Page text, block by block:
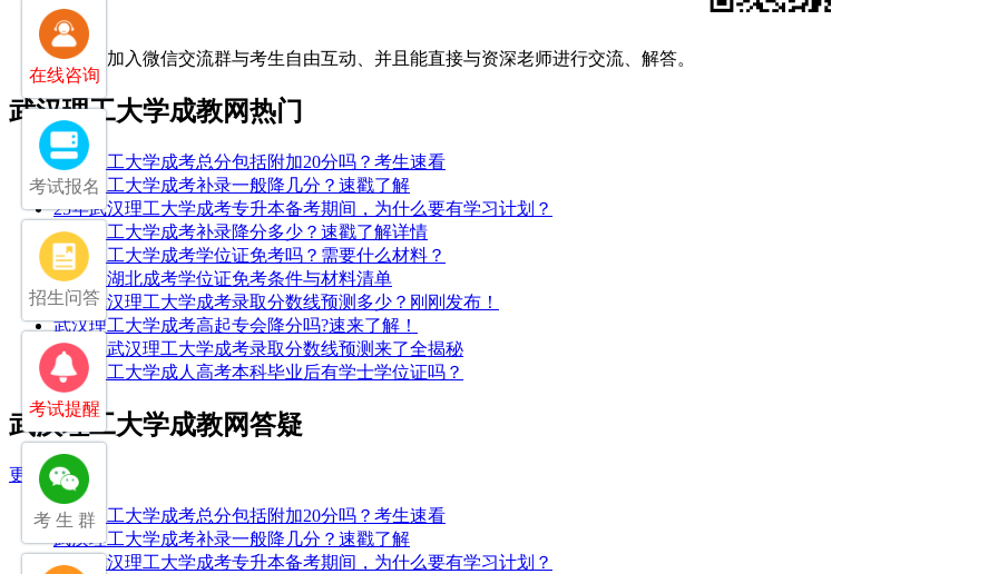
扫一扫加入微信交流群与考生自由互动、并且能直接与资深老师进行交流、解答。
武汉理工大学成教网热门
武汉理工大学成考总分包括附加20分吗？考生速看
武汉理工大学成考补录一般降几分？速戳了解
25年武汉理工大学成考专升本备考期间，为什么要有学习计划？
武汉理工大学成考补录降分多少？速戳了解详情
武汉理工大学成考学位证免考吗？需要什么材料？
2026年湖北成考学位证免考条件与材料清单
2025武汉理工大学成考录取分数线预测多少？刚刚发布！
武汉理工大学成考高起专会降分吗?速来了解！
2026年武汉理工大学成考录取分数线预测来了全揭秘
武汉理工大学成人高考本科毕业后有学士学位证吗？
武汉理工大学成教网答疑
更多>>
武汉理工大学成考总分包括附加20分吗？考生速看
武汉理工大学成考补录一般降几分？速戳了解
25年武汉理工大学成考专升本备考期间，为什么要有学习计划？
在线咨询
考试报名
招生问答
考试提醒
考 生 群